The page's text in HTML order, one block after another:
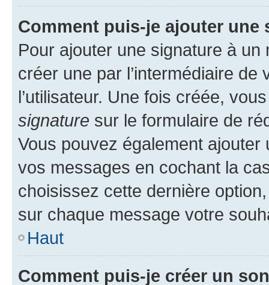
Comment puis-je ajouter une
Pour ajouter une signature à un
créer une par l’intermédiaire
l’utilisateur. Une fois créée,
signature sur le formulaire de
Vous pouvez également
vos messages en cochant la
choisissez cette dernière
sur chaque message votre
Haut
Comment puis-je créer un